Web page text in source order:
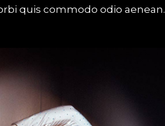
quis commodo odio aenean.